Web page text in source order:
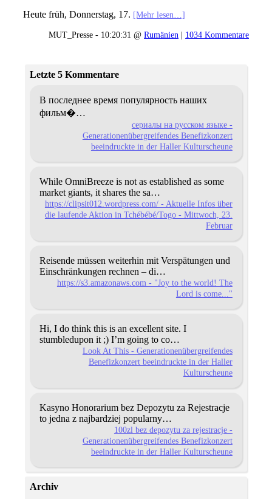
Heute früh, Donnerstag, 17. [Mehr lesen…]
MUT_Presse - 10:20:31 @Rumänien | 1034 Kommentare
Letzte 5 Kommentare
В последнее время популярность наших
фильм�…
сериалы на русском языке -
Generationenübergreifendes Benefizkonzert
beeindruckte in der Haller Kulturscheune
While OmniBreeze is not as established as some
market giants, it shares the sa…
https://clipsit012.wordpress.com/ - Aktuelle Infos über
die laufende Aktion in Tchébébé/Togo - Mittwoch, 23.
Februar
Reisende müssen weiterhin mit Verspätungen und
Einschränkungen rechnen – di…
https://s3.amazonaws.com - "Joy to the world! The
Lord is come..."
Hi, I do think this is an excellent site. I
stumbledupon it ;) I’m going to co…
Look At This - Generationenübergreifendes
Benefizkonzert beeindruckte in der Haller
Kulturscheune
Kasyno Honorarium bez Depozytu za Rejestracje
to jedna z najbardziej popularny…
100zl bez depozytu za rejestracje -
Generationenübergreifendes Benefizkonzert
beeindruckte in der Haller Kulturscheune
Archiv